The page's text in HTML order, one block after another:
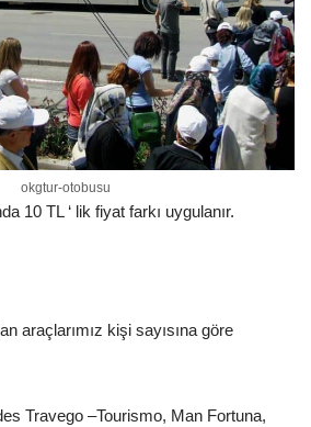
okgtur-otobusu
10 TL ‘ lik fiyat farkı uygulanır.
araçlarımız kişi sayısına göre
Travego –Tourismo, Man Fortuna,